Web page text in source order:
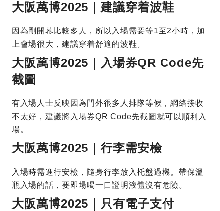
大阪萬博2025｜建議穿着波鞋
因為剛開幕比較多人，所以入場需要等1至2小時，加
上會場很大，建議穿着舒適的波鞋。
大阪萬博2025｜入場券QR Code先
截圖
有入場人士反映因為門外很多人排隊等候，網絡接收
不太好，建議將入場券QR Code先截圖就可以順利入
場。
大阪萬博2025｜行李需安檢
入場時需進行安檢，隨身行李放入托盤過機。帶保溫
瓶入場的話，要即場喝一口證明液體沒有危險。
大阪萬博2025｜只有電子支付